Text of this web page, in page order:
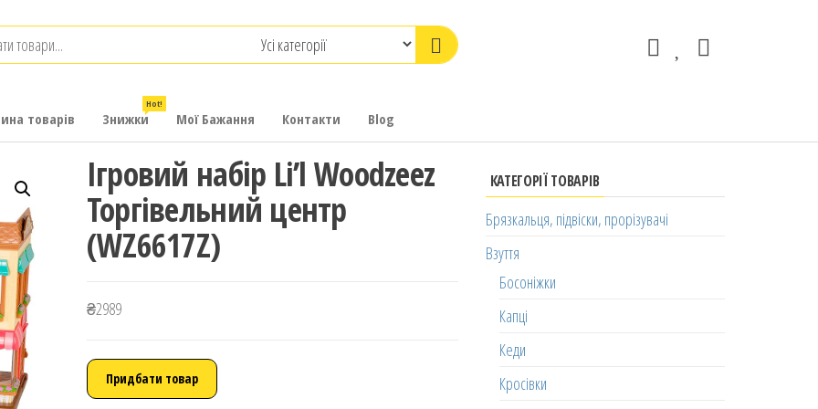
товарів Знижки
Hot!
Мої Бажання Контакти Blog
Ігровий набір Li’l Woodzeez
Торгівельний центр
(WZ6617Z)
₴2989
Придбати товар
КАТЕГОРІЇ ТОВАРІВ
Брязкальця, підвіски, прорізувачі
Взуття
Босоніжки
Капці
Кеди
Кросівки